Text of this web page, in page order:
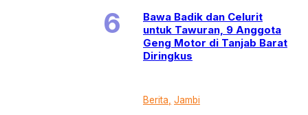
Bawa Badik dan Celurit
untuk Tawuran, 9 Anggota
Geng Motor di Tanjab Barat
Diringkus
Berita Jambi